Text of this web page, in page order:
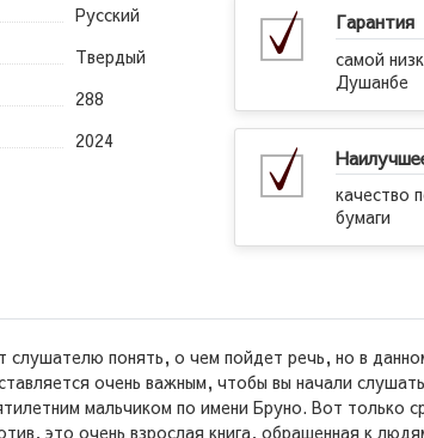
Гарантия
самой
Душанбе
качество
бумаги
Русский
Твердый
288
2024
слушателю понять, о чем пойдет речь, но в
очень важным, чтобы вы начали
мальчиком по имени Бруно. Вот только
это очень взрослая книга, обращенная к